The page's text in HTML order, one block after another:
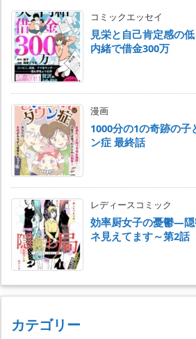
コミックエッセイ
見栄と自己肯定感の
内緒で借金300万
漫画
1000分の1の奇跡の
ン症 最終話
レディースコミック
効率厨女子の憂鬱―
ネ見えてます～第2話
カテゴリー